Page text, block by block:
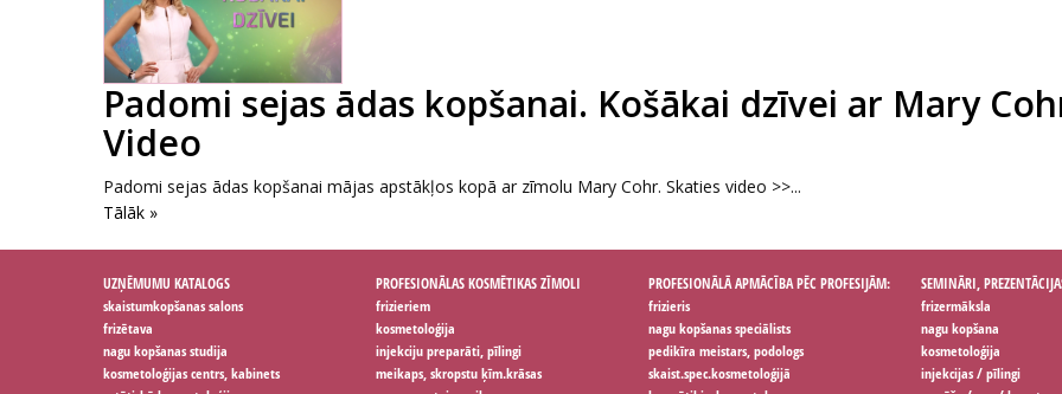
Padomi sejas ādas kopšanai. Košākai dzīvei ar Mary
Video
Padomi sejas ādas kopšanai mājas apstākļos kopā ar zīmolu Mary Cohr. Skaties video >>...
Tālāk »
UZŅĒMUMU KATALOGS
skaistumkopšanas salons
frizētava
nagu kopšanas studija
kosmetoloģijas centrs, kabinets
PROFESIONĀLAS KOSMĒTIKAS ZĪMOLI
frizieriem
kosmetoloģija
injekciju preparāti, pīlingi
meikaps, skropstu ķīm.krāsas
PROFESIONĀLĀ APMĀCĪBA PĒC PROFESIJĀM:
frizieris
nagu kopšanas speciālists
pedikīra meistars, podologs
skaist.spec.kosmetoloģijā
SEMINĀRI,
frizermāksla
nagu kopšana
kosmetoloģija
injekcijas / pīlingi